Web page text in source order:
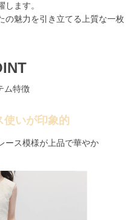
ます。
の魅力を引き立てる上質な一枚
ム特徴
使いが印象的
ース模様が上品で華やか